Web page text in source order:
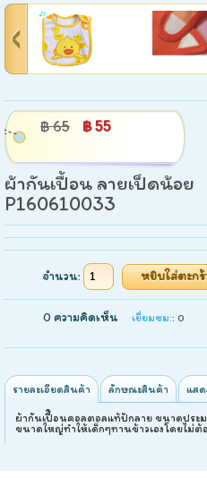
฿ 65 ฿ 55
ผ้ากันเปื้อน ลายเป็ดน้อย
P160610033
จำนวน:
0 ความคิดเห็น เยี่ยมชม:: 0
รายละเอียดสินค้า ลักษณะสินค้า แส
ผ้ากันเปื้ิอนคอลตอลแท้ปักลาย ขนาดประ
ขนาดใหญ่ทำให้เด็กๆทานข้าวเองโดยไม่ต้อ